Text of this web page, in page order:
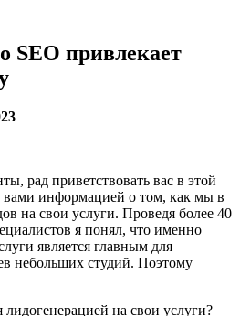
SEO привлекает
рад приветствовать вас в этой
вами информацией о том, как мы в
на свои услуги. Проведя более 40
я понял, что именно
является главным для
небольших студий. Поэтому
на свои услуги?